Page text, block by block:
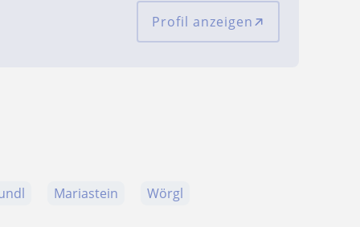
Profil anzeigen
Mariastein Wörgl